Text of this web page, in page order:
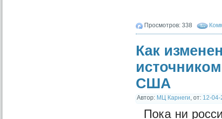
Просмотров: 338
Как
США
Автор: МЦ Карнеги, от: 12-
Пока ни